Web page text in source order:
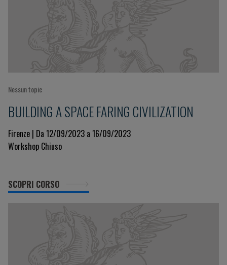
Nessun topic
BUILDING A SPACE FARING CIVILIZATION
Firenze | Da 12/09/2023 a 16/09/2023
Workshop Chiuso
SCOPRI CORSO